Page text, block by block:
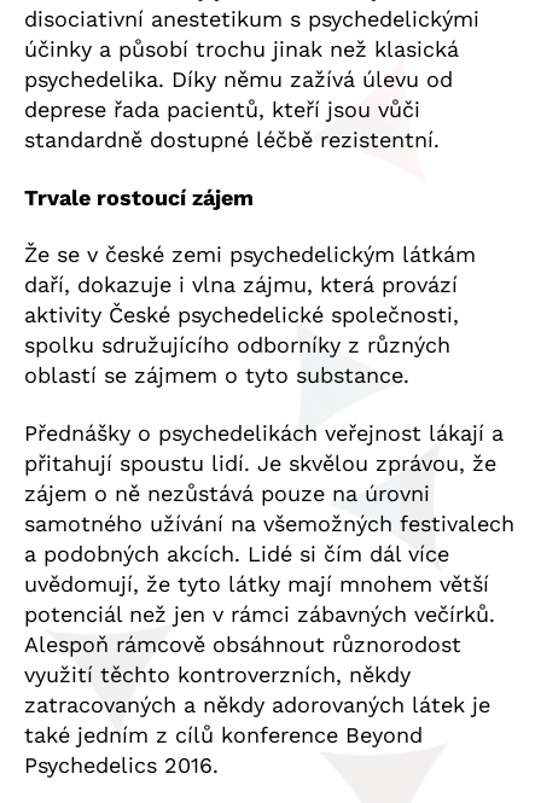
disociativní anestetikum s psychedelickými
účinky a působí trochu jinak než klasická
psychedelika. Díky němu zažívá úlevu od
deprese řada pacientů, kteří jsou vůči
standardně dostupné léčbě rezistentní.
Trvale rostoucí zájem
Že se v české zemi psychedelickým látkám
daří, dokazuje i vlna zájmu, která provází
aktivity České psychedelické společnosti,
spolku sdružujícího odborníky z různých
oblastí se zájmem o tyto substance.
Přednášky o psychedelikách veřejnost lákají a
přitahují spoustu lidí. Je skvělou zprávou, že
zájem o ně nezůstává pouze na úrovni
samotného užívání na všemožných festivalech
a podobných akcích. Lidé si čím dál více
uvědomují, že tyto látky mají mnohem větší
potenciál než jen v rámci zábavných večírků.
Alespoň rámcově obsáhnout různorodost
využití těchto kontroverzních, někdy
zatracovaných a někdy adorovaných látek je
také jedním z cílů konference Beyond
Psychedelics 2016.